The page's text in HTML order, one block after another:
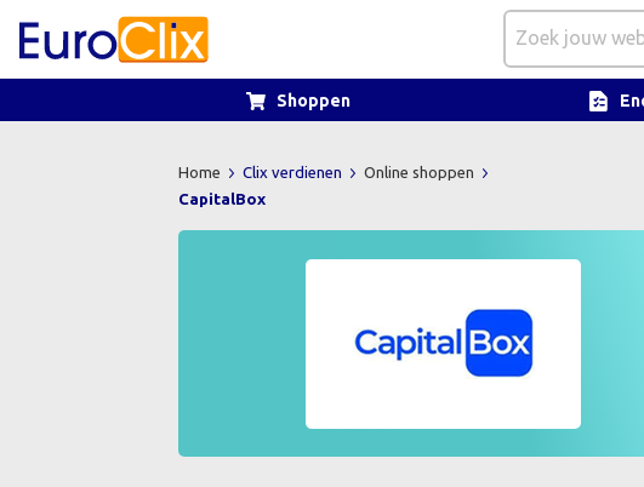
Shoppen
Home Clix verdienen
Online shoppen
CapitalBox